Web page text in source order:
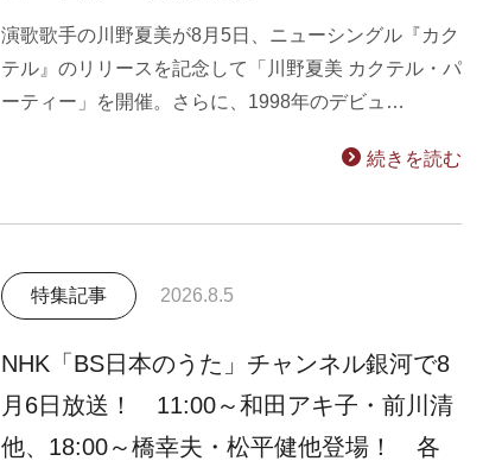
演歌歌手の川野夏美が8月5日、ニューシングル『カク
テル』のリリースを記念して「川野夏美 カクテル・パ
ーティー」を開催。さらに、1998年のデビュ…
続きを読む
特集記事 2026.8.5
NHK「BS日本のうた」チャンネル銀河で8
月6日放送！ 11:00～和田アキ子・前川清
他、18:00～橋幸夫・松平健他登場！ 各